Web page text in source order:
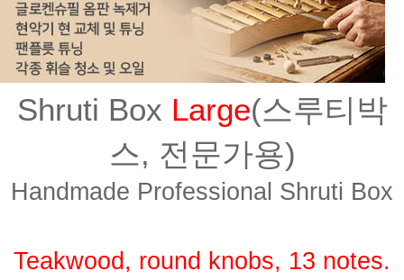
Shruti Box Large(스루티박
스, 전문가용)
Handmade Professional Shruti Box
Teakwood, round knobs, 13 notes.